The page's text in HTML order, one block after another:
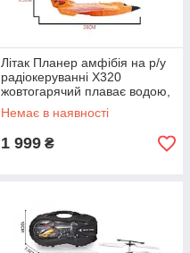
Літак Планер амфібія на р/у
радіокеруванні X320
жовтогарячий плаває водою,
Немає в наявності
1 999 ₴